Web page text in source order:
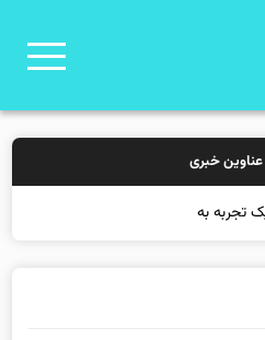
عناوین خبری
تجربه بهتری برای مشتریان ای